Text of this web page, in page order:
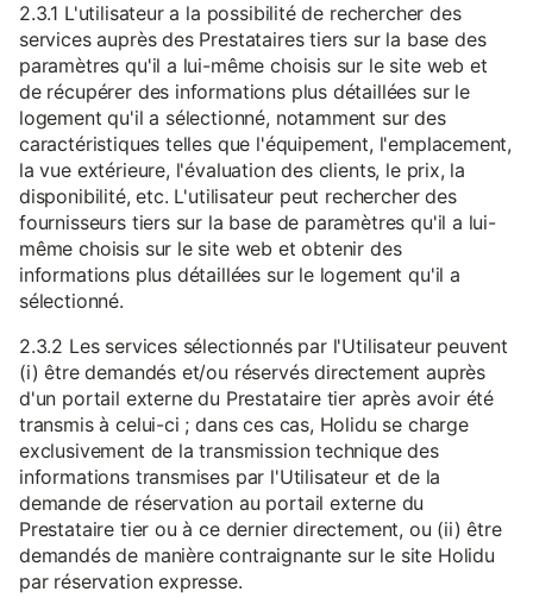
2.3.1 L'utilisateur a la possibilité de rechercher des
services auprès des Prestataires tiers sur la base des
paramètres qu'il a lui-même choisis sur le site web et
de récupérer des informations plus détaillées sur le
logement qu'il a sélectionné, notamment sur des
caractéristiques telles que l'équipement, l'emplacement,
la vue extérieure, l'évaluation des clients, le prix, la
disponibilité, etc. L'utilisateur peut rechercher des
fournisseurs tiers sur la base de paramètres qu'il a lui-
même choisis sur le site web et obtenir des
informations plus détaillées sur le logement qu'il a
sélectionné.
2.3.2 Les services sélectionnés par l'Utilisateur peuvent
(i) être demandés et/ou réservés directement auprès
d'un portail externe du Prestataire tier après avoir été
transmis à celui-ci ; dans ces cas, Holidu se charge
exclusivement de la transmission technique des
informations transmises par l'Utilisateur et de la
demande de réservation au portail externe du
Prestataire tier ou à ce dernier directement, ou (ii) être
demandés de manière contraignante sur le site Holidu
par réservation expresse.